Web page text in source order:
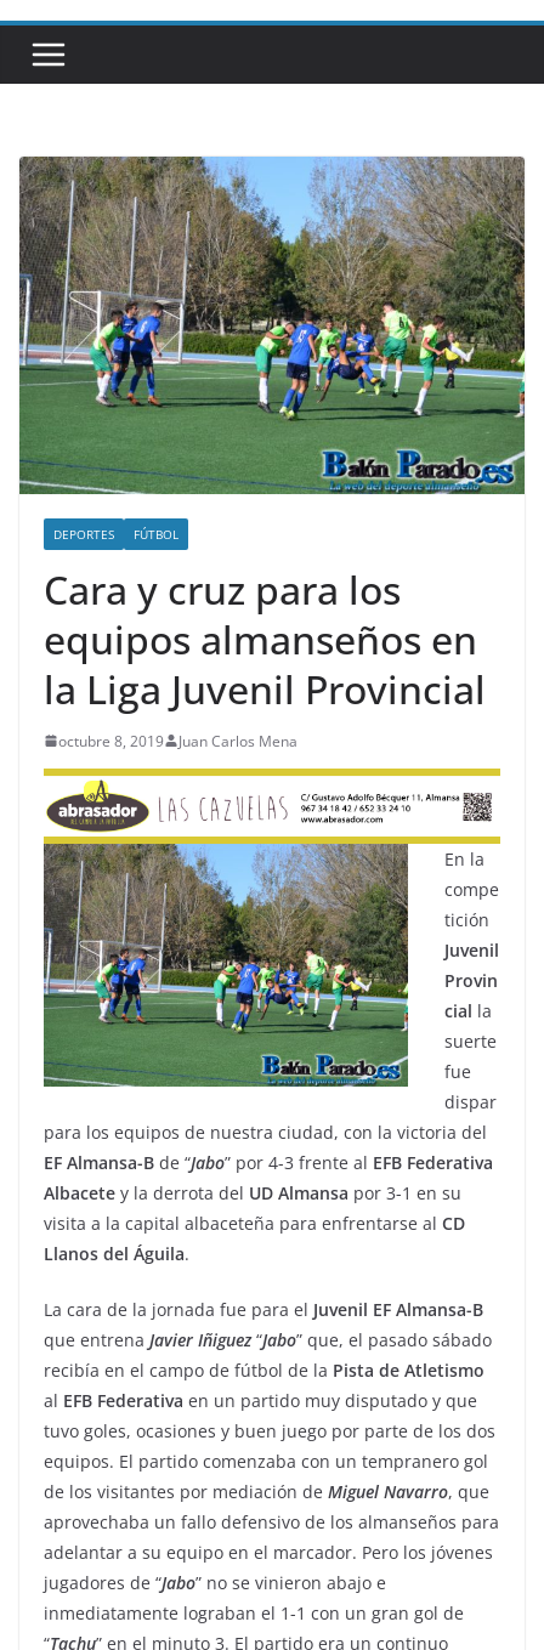
DEPORTES FÚTBOL
Cara y cruz para los
equipos almanseños en
la Liga Juvenil Provincial
octubre 8, 2019 Juan Carlos Mena
En la
compe
tición
Juvenil
Provin
cial la
suerte
fue
dispar
para los equipos de nuestra ciudad, con la victoria del
EF Almansa-B de “Jabo” por 4-3 frente al EFB Federativa
Albacete y la derrota del UD Almansa por 3-1 en su
visita a la capital albaceteña para enfrentarse al CD
Llanos del Águila.
La cara de la jornada fue para el Juvenil EF Almansa-B
que entrena Javier Iñiguez“Jabo” que, el pasado sábado
recibía en el campo de fútbol de la Pista de Atletismo
al EFB Federativa en un partido muy disputado y que
tuvo goles, ocasiones y buen juego por parte de los dos
equipos. El partido comenzaba con un tempranero gol
de los visitantes por mediación de Miguel Navarro, que
aprovechaba un fallo defensivo de los almanseños para
adelantar a su equipo en el marcador. Pero los jóvenes
jugadores de “Jabo” no se vinieron abajo e
inmediatamente lograban el 1-1 con un gran gol de
“Tachu” en el minuto 3. El partido era un continuo